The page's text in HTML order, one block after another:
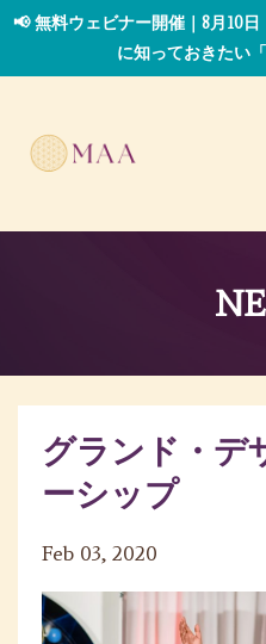
📢 無料ウェビナー開催｜8月10
に知っておきたい
グランド・デ
ーシップ
Feb 03, 2020